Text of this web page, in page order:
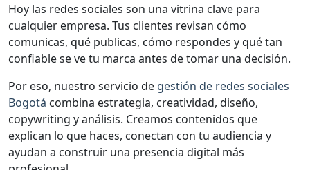
Hoy las redes sociales son una vitrina clave para
cualquier empresa. Tus clientes revisan cómo
comunicas, qué publicas, cómo respondes y qué tan
confiable se ve tu marca antes de tomar una decisión.
Por eso, nuestro servicio de gestión de redes sociales
Bogotá combina estrategia, creatividad, diseño,
copywriting y análisis. Creamos contenidos que
explican lo que haces, conectan con tu audiencia y
ayudan a construir una presencia digital más